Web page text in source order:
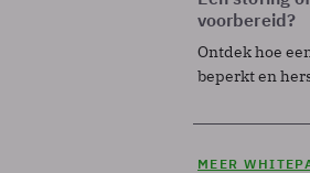
voorbereid?
Ontdek hoe
beperkt en
MEER